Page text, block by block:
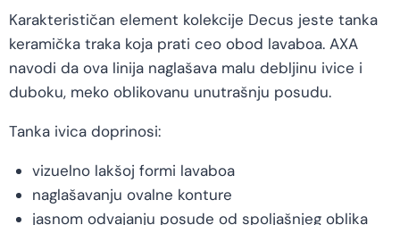
Karakterističan element kolekcije Decus jeste tanka
keramička traka koja prati ceo obod lavaboa. AXA
navodi da ova linija naglašava malu debljinu ivice i
duboku, meko oblikovanu unutrašnju posudu.
Tanka ivica doprinosi:
vizuelno lakšoj formi lavaboa
naglašavanju ovalne konture
jasnom odvajanju posude od spoljašnjeg oblika